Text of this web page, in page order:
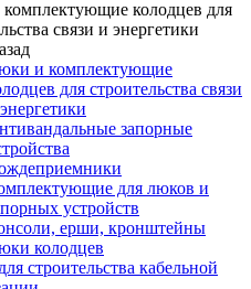
колодцев для
связи и энергетики
и комплектующие
для строительства связи
запорные
для люков и
устройств
ерши, кронштейны
колодцев
строительства кабельной